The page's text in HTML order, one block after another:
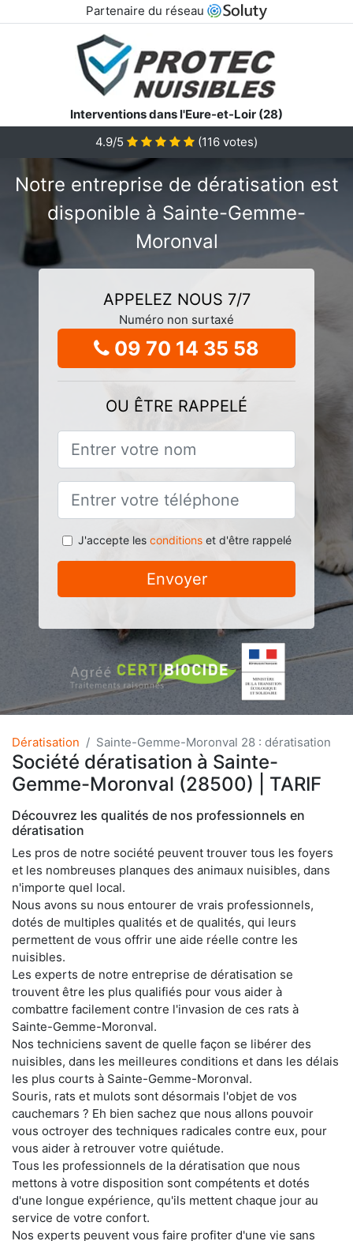
Partenaire du réseau
Interventions dans l'Eure-et-Loir (28)
4.9/5
(116 votes)
Notre entreprise de dératisation est
disponible à Sainte-Gemme-
Moronval
APPELEZ NOUS 7/7
Numéro non surtaxé
09 70 14 35 58
OU ÊTRE RAPPELÉ
J'accepte les conditionset d'être rappelé
Envoyer
Dératisation Sainte-Gemme-Moronval 28 : dératisation
Société dératisation à Sainte-
Gemme-Moronval (28500) | TARIF
Découvrez les qualités de nos professionnels en
dératisation
Les pros de notre société peuvent trouver tous les foyers
et les nombreuses planques des animaux nuisibles, dans
n'importe quel local.
Nous avons su nous entourer de vrais professionnels,
dotés de multiples qualités et de qualités, qui leurs
permettent de vous offrir une aide réelle contre les
nuisibles.
Les experts de notre entreprise de dératisation se
trouvent être les plus qualifiés pour vous aider à
combattre facilement contre l'invasion de ces rats à
Sainte-Gemme-Moronval.
Nos techniciens savent de quelle façon se libérer des
nuisibles, dans les meilleures conditions et dans les délais
les plus courts à Sainte-Gemme-Moronval.
Souris, rats et mulots sont désormais l'objet de vos
cauchemars ? Eh bien sachez que nous allons pouvoir
vous octroyer des techniques radicales contre eux, pour
vous aider à retrouver votre quiétude.
Tous les professionnels de la dératisation que nous
mettons à votre disposition sont compétents et dotés
d'une longue expérience, qu'ils mettent chaque jour au
service de votre confort.
Nos experts peuvent vous faire profiter d'une vie sans